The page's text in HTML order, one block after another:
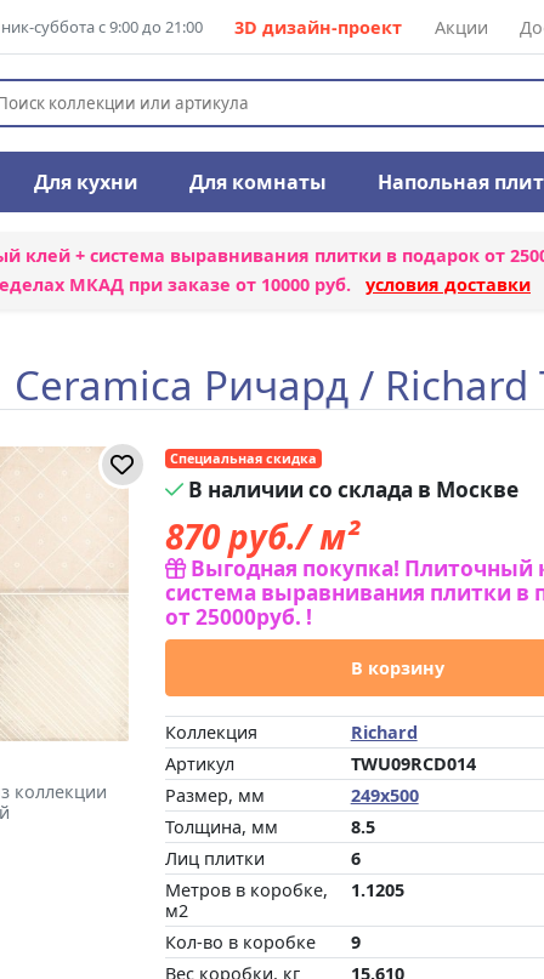
суббота с 9:00 до 21:00 3D дизайн-проект Акции
Для кухни Для комнаты Напольная
клей + система выравнивания плиткив подарок от
МКАД при заказе от 10000 руб. условия доставки
Ричард / Richard
коллекции
Специальная скидка
В наличии со склада в Москве
870руб./ м²
Выгодная покупка! Плиточный
система выравнивания плитки в
от 25000руб. !
В корзину
Коллекция
Richard
Артикул
TWU09RCD014
Размер, мм
249x500
Толщина, мм
8.5
Лиц плитки
6
Метров в коробке,
м2
1.1205
Кол-во в коробке
9
Вес коробки, кг
15.610